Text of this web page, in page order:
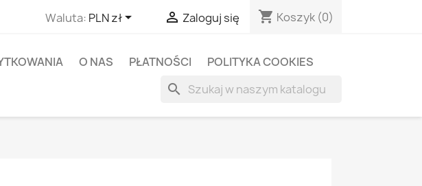
Waluta: PLN zł  Zaloguj się shopping_cart Koszyk (0)
O NAS PŁATNOŚCI POLITYKA COOKIES
search